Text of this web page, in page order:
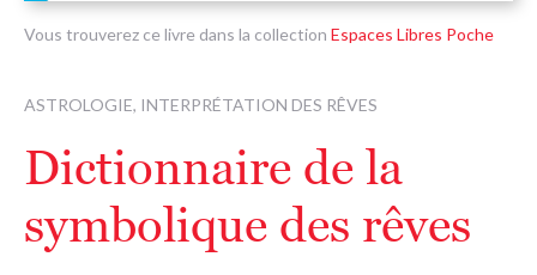
Vous trouverez ce livre dans la collection Espaces Libres Poche
ASTROLOGIE, INTERPRÉTATION DES RÊVES
Dictionnaire de la
symbolique des rêves